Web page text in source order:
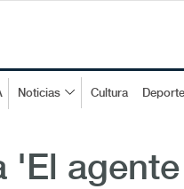
Noticias Cultura
'El